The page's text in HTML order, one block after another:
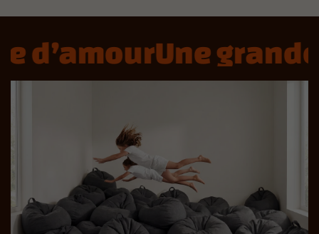
d’amourUne